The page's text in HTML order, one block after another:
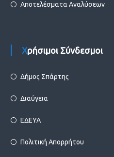
Αποτελέσματα Αναλύσεων
Χρήσιμοι Σύνδεσμοι
Δήμος Σπάρτης
Διαύγεια
ΕΔΕΥΑ
Πολιτική Απορρήτου